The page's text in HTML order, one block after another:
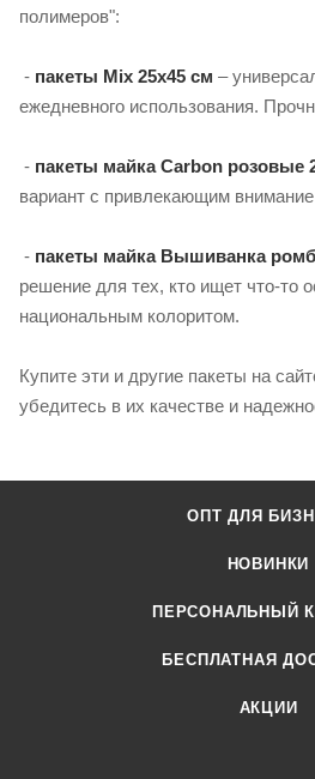
полимеров":
- пакеты Mix 25х45 см –
ежедневного использования.
- пакеты майка Carbon розовые
вариант с привлекающим
- пакеты майка Вышиванка ромб
решение для тех, кто ищет что-то
национальным колоритом.
Купите эти и другие пакеты на
убедитесь в их качестве и
ОПТ ДЛЯ
НОВИНКИ
ПЕРСОНАЛЬНЫЙ
БЕСПЛАТНАЯ
АКЦИИ